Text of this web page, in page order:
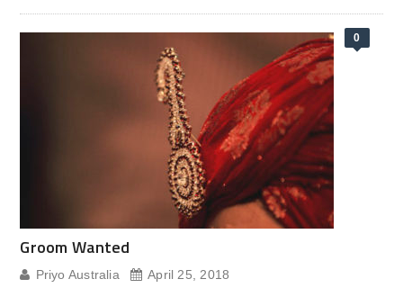
0
Groom Wanted
Priyo Australia April 25, 2018